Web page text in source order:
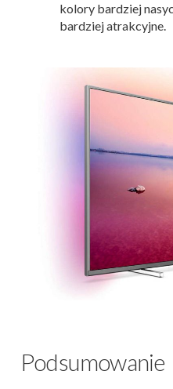
kolory bardziej
bardziej atrakcyjne.
Podsumowanie